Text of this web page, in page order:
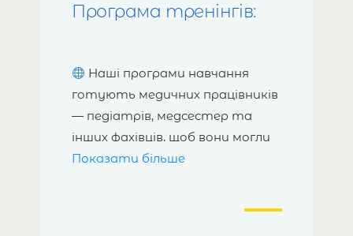
Програма тренінгів:
Наші програми навчання
готують медичних працівників
— педіатрів, медсестер та
інших фахівців, щоб вони могли
надавати ці послуги з
Показати більше